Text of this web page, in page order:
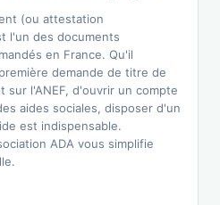
(ou attestation
l'un des documents
en France. Qu'il
demande de titre de
sur l'ANEF, d'ouvrir un compte
aides sociales, disposer d'un
est indispensable.
ADA vous simplifie